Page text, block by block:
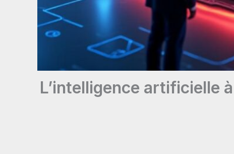
L’intelligence artificielle